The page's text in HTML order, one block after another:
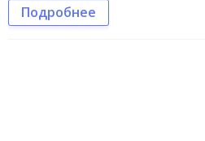
Подробнее